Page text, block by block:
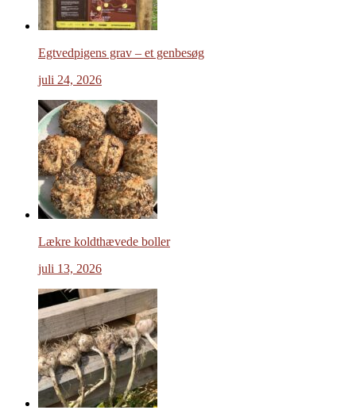
Egtvedpigens grav – et genbesøg
juli 24, 2026
Lækre koldthævede boller
juli 13, 2026